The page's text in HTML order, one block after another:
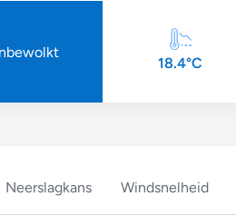
18.4°C
Neerslagkans Windsnelheid